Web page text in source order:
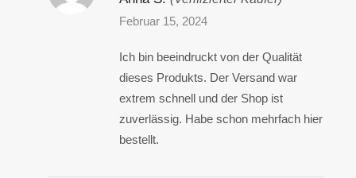
Februar 15, 2024
Ich bin beeindruckt von der Qualität
dieses Produkts. Der Versand war
extrem schnell und der Shop ist
zuverlässig. Habe schon mehrfach hier
bestellt.